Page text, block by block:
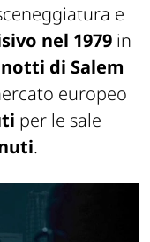
e
nel 1979 in
di Salem
europeo
per le sale
.